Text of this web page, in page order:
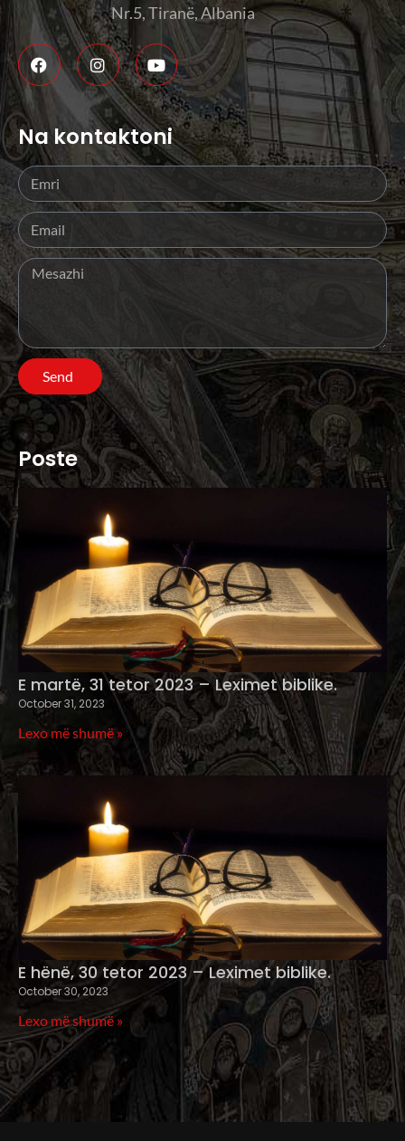
Nr.5, Tiranë, Albania
Na kontaktoni
Send
Poste
E martë, 31 tetor 2023 – Leximet biblike.
October 31, 2023
Lexo më shumë »
E hënë, 30 tetor 2023 – Leximet biblike.
October 30, 2023
Lexo më shumë »